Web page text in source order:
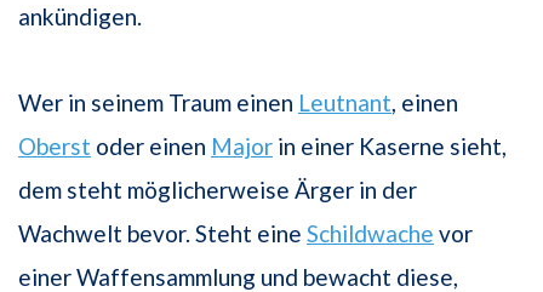
ankündigen.
Wer in seinem Traum einen Leutnant , einen
Oberst oder einen Major in einer Kaserne sieht,
dem steht möglicherweise Ärger in der
Wachwelt bevor. Steht eine Schildwache vor
einer Waffensammlung und bewacht diese,